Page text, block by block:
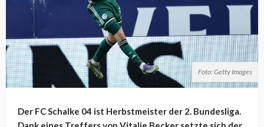
Foto: Getty Images
Der FC Schalke 04 ist Herbstmeister der 2. Bundesliga.